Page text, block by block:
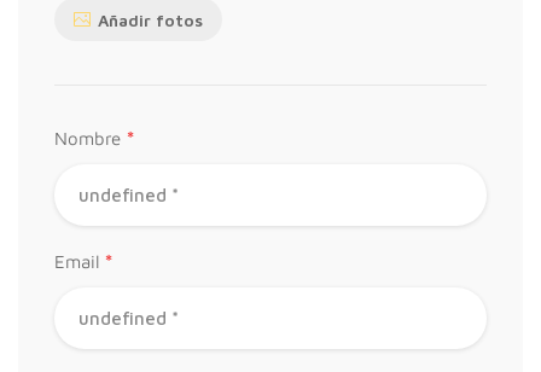
Añadir fotos
Nombre *
Email *